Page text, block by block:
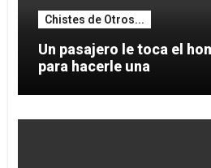
Chistes de Otros...
Un pasajero le toca el
para hacerle una